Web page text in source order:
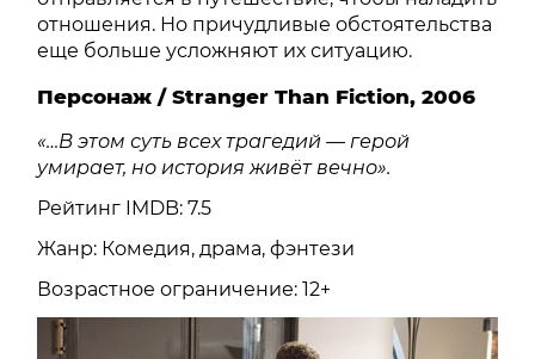
отношения. Но причудливые обстоятельства
еще больше усложняют их ситуацию.
Персонаж / Stranger Than Fiction, 2006
«…В этом суть всех трагедий — герой
умирает, но история живёт вечно».
Рейтинг IMDB: 7.5
Жанр: Комедия, драма, фэнтези
Возрастное ограничение: 12+